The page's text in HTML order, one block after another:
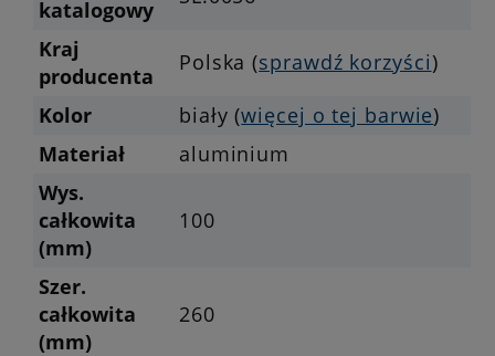
katalogowy
Kraj
producenta
Polska (sprawdź korzyści)
Kolor
biały (więcej o tej barwie)
Materiał
aluminium
Wys.
całkowita
(mm)
100
Szer.
całkowita
(mm)
260